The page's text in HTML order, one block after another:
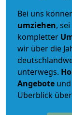
Bei uns
umziehen,
kompletter
wir über die
unterwegs.
Angebote
Überblick